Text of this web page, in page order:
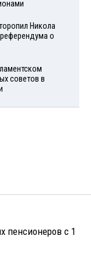
Никола
о
советов в
пенсионеров с 1